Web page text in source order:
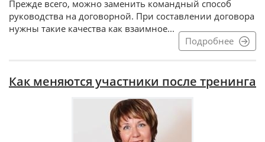
Прежде всего, можно заменить командный способ
руководства на договорной. При составлении договора
нужны такие качества как взаимное...
Подробнее
Как меняются участники после тренинга